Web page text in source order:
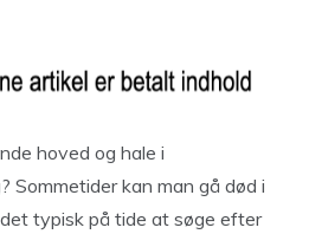
hoved og hale i
Sommetider kan man gå død i
typisk på tide at søge efter